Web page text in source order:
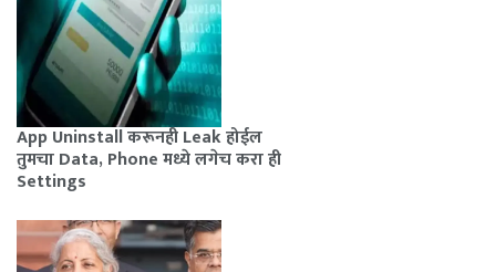
App Uninstall करूनही Leak होईल
तुमचा Data, Phone मध्ये लगेच करा ही
Settings